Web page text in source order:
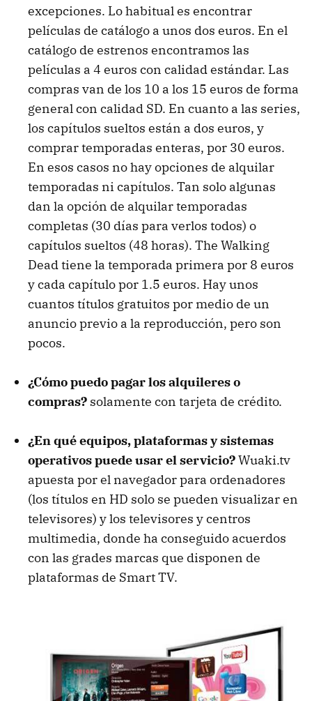
excepciones. Lo habitual es encontrar
películas de catálogo a unos dos euros. En el
catálogo de estrenos encontramos las
películas a 4 euros con calidad estándar. Las
compras van de los 10 a los 15 euros de forma
general con calidad SD. En cuanto a las series,
los capítulos sueltos están a dos euros, y
comprar temporadas enteras, por 30 euros.
En esos casos no hay opciones de alquilar
temporadas ni capítulos. Tan solo algunas
dan la opción de alquilar temporadas
completas (30 días para verlos todos) o
capítulos sueltos (48 horas). The Walking
Dead tiene la temporada primera por 8 euros
y cada capítulo por 1.5 euros. Hay unos
cuantos títulos gratuitos por medio de un
anuncio previo a la reproducción, pero son
pocos.
¿Cómo puedo pagar los alquileres o
compras? solamente con tarjeta de crédito.
¿En qué equipos, plataformas y sistemas
operativos puede usar el servicio?Wuaki.tv
apuesta por el navegador para ordenadores
(los títulos en HD solo se pueden visualizar en
televisores) y los televisores y centros
multimedia, donde ha conseguido acuerdos
con las grades marcas que disponen de
plataformas de Smart TV.